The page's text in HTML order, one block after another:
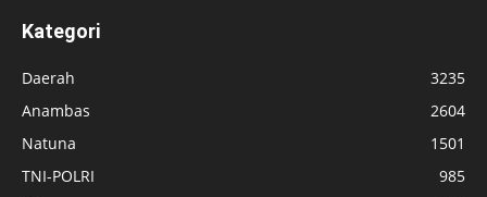
Kategori
Daerah
3235
Anambas
2604
Natuna
1501
TNI-POLRI
985